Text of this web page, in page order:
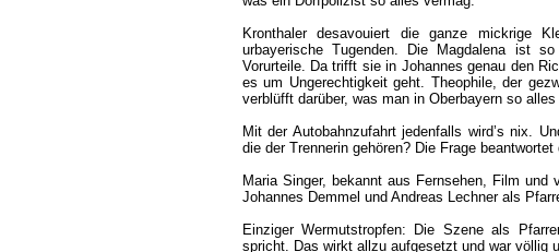
Kronthaler desavouiert die ganze mickrige
urbayerische Tugenden. Die Magdalena ist
Vorurteile. Da trifft sie in Johannes genau den
es um Ungerechtigkeit geht. Theophile, der
verblüfft darüber, was man in Oberbayern so
Mit der Autobahnzufahrt jedenfalls wird’s nix.
die der Trennerin gehören? Die Frage
Maria Singer, bekannt aus Fernsehen, Film
Johannes Demmel und Andreas Lechner als
Einziger Wermutstropfen: Die Szene als
spricht. Das wirkt allzu aufgesetzt und war völlig